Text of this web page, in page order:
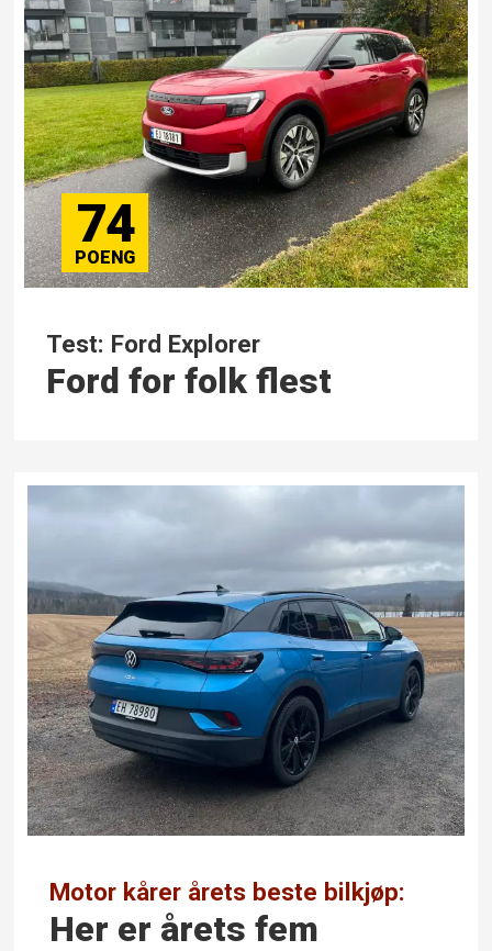
74
Test: Ford Explorer
Ford for folk flest
Motor kårer årets beste bilkjøp:
Her er årets fem